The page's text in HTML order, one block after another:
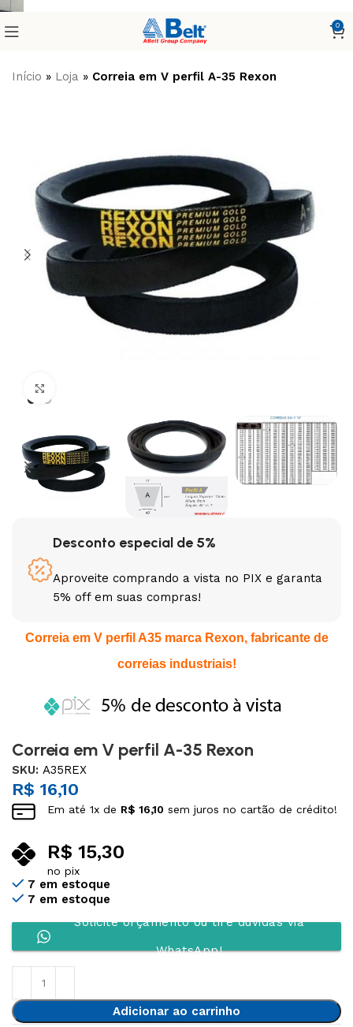
0
Início » Loja » Correia em V perfil A-35 Rexon
Desconto especial de 5%
Aproveite comprando a vista no PIX e garanta
5% off em suas compras!
Correia em V perfil A35 marca Rexon, fabricante de
correias industriais!
Correia em V perfil A-35 Rexon
SKU:A35REX
R$ 16,10
Em até1x de R$ 16,10 sem juros no cartão de crédito!
R$ 15,30
no pix
7 em estoque
7 em estoque
Solicite orçamento ou tire dúvidas via
WhatsApp!
Adicionar ao carrinho